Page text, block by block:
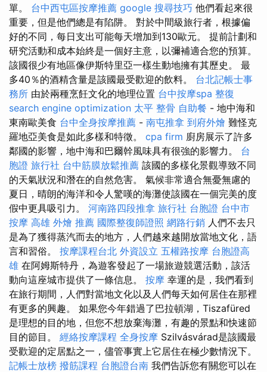
單。 台中西屯區按摩推薦 google 搜尋技巧 他們看起來很
重要，但是他們總是有陷阱。 對於中間級旅行者，根據偏
好的不同，每日支出可能每天增加到130歐元。 提前計劃和
研究活動和成本始終是一個好主意，以彌補適合您的預算。
該國很少有地區像伊斯特里亞一樣生動地擁有其歷史。 最
多40％的酒精含量是該國最受歡迎的飲料。 台北記帳士事
務所 由於兩種烹飪文化的地理位置 台中按摩spa 整復
search engine optimization 太平 整骨 自助餐 - 地中海和
東南歐美食 台中全身按摩推薦 - 南屯推拿 到府外燴 難怪克
羅地亞美食是如此多樣和特徵。 cpa firm 廚房展示了許多
鄰國的影響，地中海和巴爾幹風味具有很強的影響力。 台
胞證 旅行社 台中筋膜放鬆推薦 該國的多樣化景觀導致不同
的天氣狀況和潛在的自然危害。 氣候非常適合無憂無慮的
夏日，晴朗的海洋和令人驚嘆的海灘使該國在一個完美的度
假中更具吸引力。 河南路四段推拿 旅行社 台胞證 台中市
按摩 高雄 外燴 推薦 國際整復師證照 網路行銷 人們不去只
是為了獲得蒸汽而去的地方，人們越來越開放當地文化，語
言和習俗。 按摩課程台北 外資設立 五權路按摩 台胞證高
雄 在阿姆斯特丹，為遊客發起了一場旅遊競選活動，該活
動向這座城市提供了一條信息。 按摩 幸運的是，我們看到
在旅行期間，人們對當地文化以及人們每天如何居住在那裡
有更多的興趣。 如果您今年錯過了巴拉頓湖，Tiszafüred
是理想的目的地，但您不想放棄海灘，有趣的景點和快速節
目的節目。 經絡按摩課程 全身按摩 Szilvásvárad是該國最
受歡迎的定居點之一，儘管事實上它居住在極少數情況下。
記帳士放榜 撥筋課程 台胞證台南 我們告訴您有關您可以在